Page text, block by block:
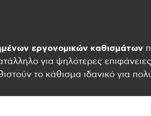
εργονομικών καθισμάτων
για ψηλότερες
το κάθισμα ιδανικό για